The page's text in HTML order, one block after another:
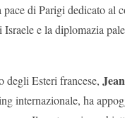
pace di Parigi dedicato al
Israele e la diplomazia
degli Esteri francese,
internazionale, ha